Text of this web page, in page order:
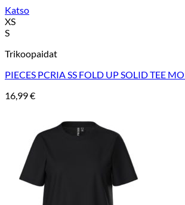
Katso
XS
S
Trikoopaidat
PIECES PCRIA SS FOLD UP SOLID TEE
16,99€